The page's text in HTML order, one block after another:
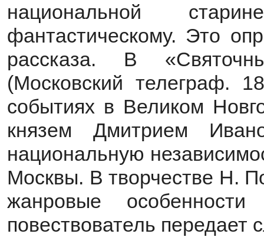
национальной
фантастическому. Это
рассказа. В
(Московский телеграф.
событиях в Великом
князем Дмитрием
национальную
Москвы. В творчестве Н.
жанровые особенности
повествователь